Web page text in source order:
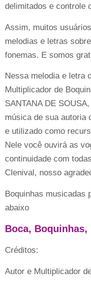
delimitados e controle
Assim, muitos
melodias e letras
fonemas. E somos
Nessa melodia e letra
Multiplicador de
SANTANA DE
música de sua autoria
e utilizado como
Nele você ouvirá as
continuidade com
Clenival, nosso
Boquinhas musicadas
abaixo
Boca, Boquinhas,
Créditos:
Autor e Multiplicador